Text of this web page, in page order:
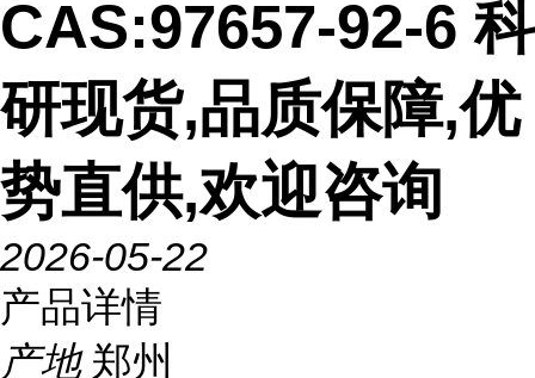
CAS:97657-92-6 科
研现货,品质保障,优
势直供,欢迎咨询
2026-05-22
产品详情
产地 郑州